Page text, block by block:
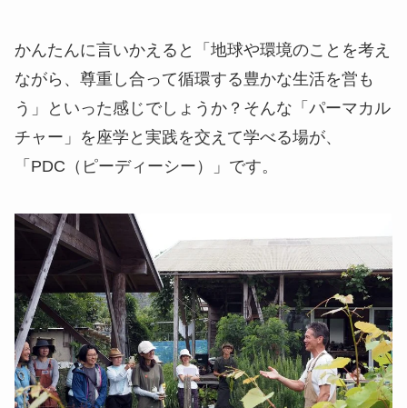
かんたんに言いかえると「地球や環境のことを考え
ながら、尊重し合って循環する豊かな生活を営も
う」といった感じでしょうか？そんな「パーマカル
チャー」を座学と実践を交えて学べる場が、
「PDC（ピーディーシー）」です。